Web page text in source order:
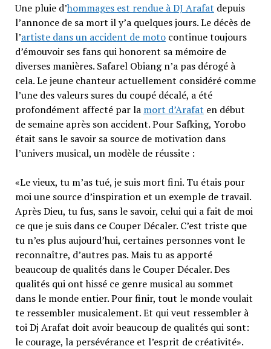
Une pluie d’hommages est rendue à DJ Arafat depuis
l’annonce de sa mort il y’a quelques jours. Le décès de
l’artiste dans un accident de motocontinue toujours
d’émouvoir ses fans qui honorent sa mémoire de
diverses manières. Safarel Obiang n’a pas dérogé à
cela. Le jeune chanteur actuellement considéré comme
l’une des valeurs sures du coupé décalé, a été
profondément affecté par la mort d’Arafat en début
de semaine après son accident. Pour Safking, Yorobo
était sans le savoir sa source de motivation dans
l’univers musical, un modèle de réussite :
«Le vieux, tu m’as tué, je suis mort fini. Tu étais pour
moi une source d’inspiration et un exemple de travail.
Après Dieu, tu fus, sans le savoir, celui qui a fait de moi
ce que je suis dans ce Couper Décaler. C’est triste que
tu n’es plus aujourd’hui, certaines personnes vont le
reconnaître, d’autres pas. Mais tu as apporté
beaucoup de qualités dans le Couper Décaler. Des
qualités qui ont hissé ce genre musical au sommet
dans le monde entier. Pour finir, tout le monde voulait
te ressembler musicalement. Et qui veut ressembler à
toi Dj Arafat doit avoir beaucoup de qualités qui sont:
le courage, la persévérance et l’esprit de créativité».